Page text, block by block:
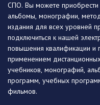
СПО. Вы можете приобрести
альбомы, монографии,
издания для всех уровней
подключиться к нашей
повышения квалификации и
применением
учебников, монографий,
программ, учебных
фильмов.